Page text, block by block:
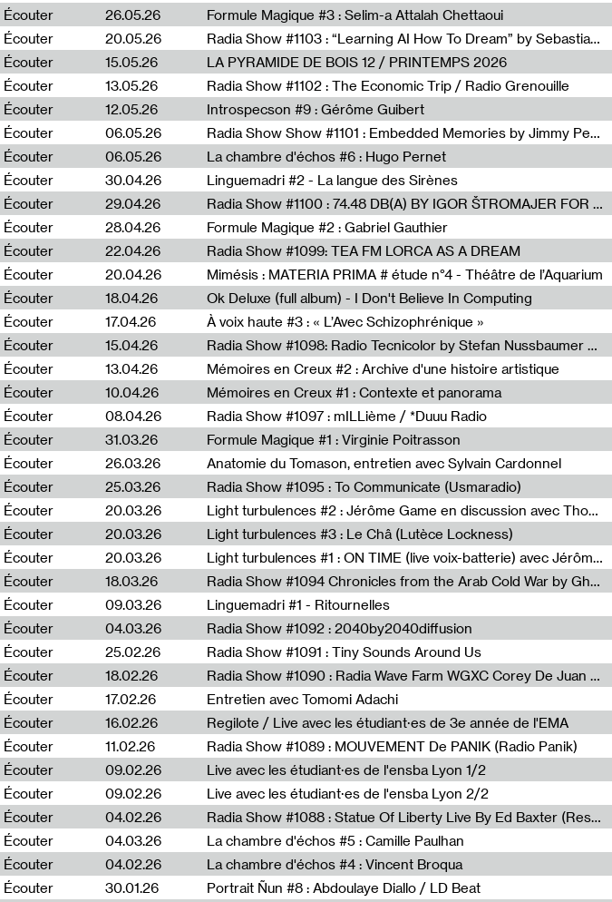
Écouter
26.05.26 Formule Magique #3 : Selim-a Attalah Chettaoui
Écouter
20.05.26 Radia Show #1103 : “Learning AI How To Dream” by Sebastian Dingens (Radio Campus Bruxelles)
Écouter
15.05.26 LA PYRAMIDE DE BOIS 12 / PRINTEMPS 2026
Écouter
13.05.26 Radia Show #1102 : The Economic Trip / Radio Grenouille
Écouter
12.05.26 Introspecson #9 : Gérôme Guibert
Écouter
06.05.26 Radia Show Show #1101 : Embedded Memories by Jimmy Peggie / radioart106
Écouter
06.05.26 La chambre d'échos #6 : Hugo Pernet
Écouter
30.04.26 Linguemadri #2 - La langue des Sirènes
Écouter
29.04.26 Radia Show #1100 : 74.48 DB(A) BY IGOR ŠTROMAJER FOR RADIO X
Écouter
28.04.26 Formule Magique #2 : Gabriel Gauthier
Écouter
22.04.26 Radia Show #1099: TEA FM LORCA AS A DREAM
Écouter
20.04.26 Mimésis : MATERIA PRIMA # étude n°4 - Théâtre de l’Aquarium
Écouter
18.04.26 Ok Deluxe (full album) - I Don't Believe In Computing
Écouter
17.04.26 À voix haute #3 : « L’Avec Schizophrénique »
Écouter
15.04.26 Radia Show #1098: Radio Tecnicolor by Stefan Nussbaumer & Georg Zichy (Radio Orange 94.0)
Écouter
13.04.26 Mémoires en Creux #2 : Archive d'une histoire artistique
Écouter
10.04.26 Mémoires en Creux #1 : Contexte et panorama
Écouter
08.04.26 Radia Show #1097 : mILLième / *Duuu Radio
Écouter
31.03.26 Formule Magique #1 : Virginie Poitrasson
Écouter
26.03.26 Anatomie du Tomason, entretien avec Sylvain Cardonnel
Écouter
25.03.26 Radia Show #1095 : To Communicate (Usmaradio)
Écouter
20.03.26 Light turbulences #2 : Jérôme Game en discussion avec Thomas Corlin
Écouter
20.03.26 Light turbulences #3 : Le Châ (Lutèce Lockness)
Écouter
20.03.26 Light turbulences #1 : ON TIME (live voix-batterie) avec Jérôme Game & Jean-Michel Espitallier
Écouter
18.03.26 Radia Show #1094 Chronicles from the Arab Cold War by Ghazi Barakat
Écouter
09.03.26 Linguemadri #1 - Ritournelles
Écouter
04.03.26 Radia Show #1092 : 2040by2040diffusion
Écouter
25.02.26 Radia Show #1091 : Tiny Sounds Around Us
Écouter
18.02.26 Radia Show #1090 : Radia Wave Farm WGXC Corey De Juan Sherrard Jr Startalk
Écouter
17.02.26 Entretien avec Tomomi Adachi
Écouter
16.02.26 Regilote / Live avec les étudiant·es de 3e année de l'EMA
Écouter
11.02.26 Radia Show #1089 : MOUVEMENT De PANIK (Radio Panik)
Écouter
09.02.26 Live avec les étudiant·es de l'ensba Lyon 1/2
Écouter
09.02.26 Live avec les étudiant·es de l'ensba Lyon 2/2
Écouter
04.02.26 Radia Show #1088 : Statue Of Liberty Live By Ed Baxter (Resonance)
Écouter
04.03.26 La chambre d'échos #5 : Camille Paulhan
Écouter
04.02.26 La chambre d'échos #4 : Vincent Broqua
Écouter
30.01.26 Portrait Ñun #8 : Abdoulaye Diallo / LD Beat